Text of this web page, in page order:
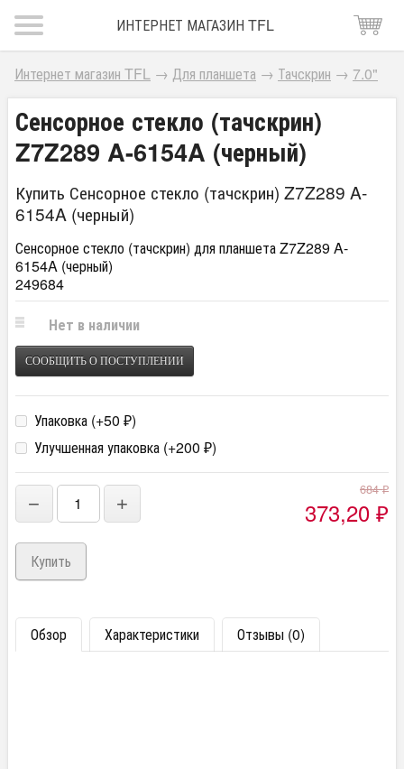
ИНТЕРНЕТ МАГАЗИН TFL
Интернет магазин TFL → Для планшета → Тачскрин → 7.0"
Сенсорное стекло (тачскрин)
Z7Z289 A-6154A (черный)
Купить Сенсорное стекло (тачскрин) Z7Z289 A-
6154A (черный)
Сенсорное стекло (тачскрин) для планшета Z7Z289 A-
6154A (черный)
249684
Нет в наличии
СООБЩИТЬ О ПОСТУПЛЕНИИ
Упаковка (+50 ₽)
Улучшенная упаковка (+200 ₽)
− +
684₽
373,20 ₽
Обзор Характеристики Отзывы (0)